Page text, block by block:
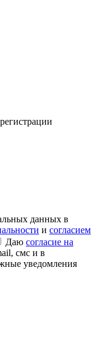
данных в
и согласием
Даю согласие на
смс и в
уведомления